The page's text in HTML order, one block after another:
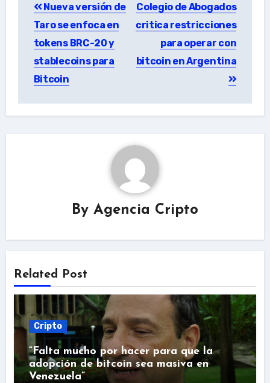
navigation
Nueva versión de
Taro se enfoca en
tokens BRC-20 y
stablecoins para
Bitcoin
Colegio de Abogados
critica restricciones
para operar con
bitcoin en Argentina
By Agencia Cripto
Related Post
Cripto
“Falta mucho por hacer para que la
adopción de bitcoin sea masiva en
Venezuela”